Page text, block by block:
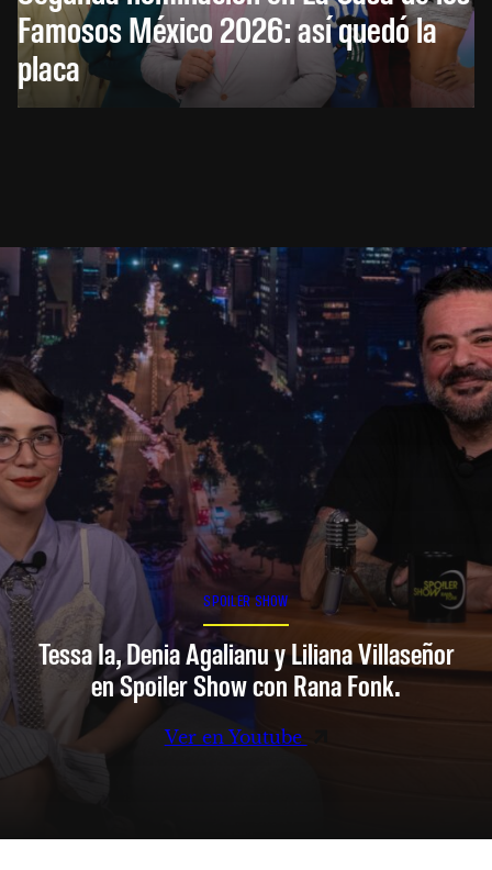
Famosos México 2026: así quedó la
placa
SPOILER SHOW
Tessa Ia, Denia Agalianu y Liliana Villaseñor
en Spoiler Show con Rana Fonk.
Ver en Youtube